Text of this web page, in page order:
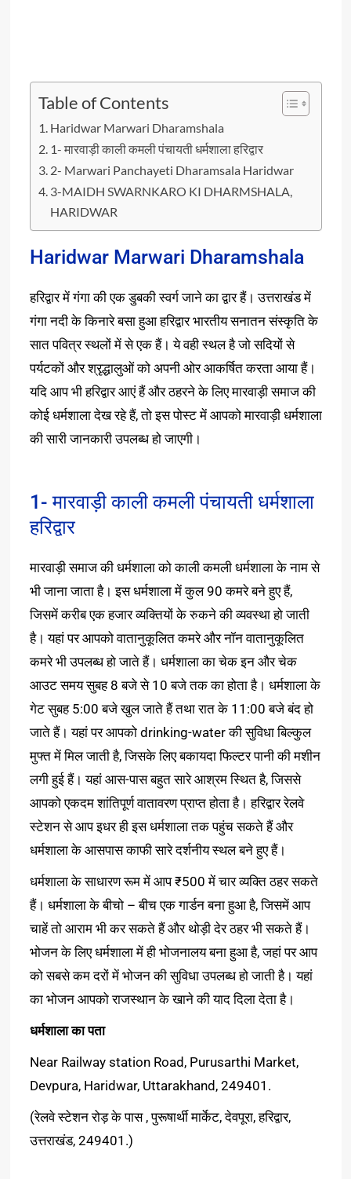
Table of Contents
Haridwar Marwari Dharamshala
1- मारवाड़ी काली कमली पंचायती धर्मशाला हरिद्वार
2- Marwari Panchayeti Dharamsala Haridwar
3-MAIDH SWARNKARO KI DHARMSHALA,
HARIDWAR
Haridwar Marwari Dharamshala
हरिद्वार में गंगा की एक डुबकी स्वर्ग जाने का द्वार हैं। उत्तराखंड में
गंगा नदी के किनारे बसा हुआ हरिद्वार भारतीय सनातन संस्कृति के
सात पवित्र स्थलों में से एक हैं। ये वही स्थल है जो सदियों से
पर्यटकों और श्रृद्धालुओं को अपनी ओर आकर्षित करता आया हैं।
यदि आप भी हरिद्वार आएं हैं और ठहरने के लिए मारवाड़ी समाज की
कोई धर्मशाला देख रहे हैं, तो इस पोस्ट में आपको मारवाड़ी धर्मशाला
की सारी जानकारी उपलब्ध हो जाएगी।
1- मारवाड़ी काली कमली पंचायती धर्मशाला
हरिद्वार
मारवाड़ी समाज की धर्मशाला को काली कमली धर्मशाला के नाम से
भी जाना जाता है। इस धर्मशाला में कुल 90 कमरे बने हुए हैं,
जिसमें करीब एक हजार व्यक्तियों के रुकने की व्यवस्था हो जाती
है। यहां पर आपको वातानुकूलित कमरे और नॉन वातानुकूलित
कमरे भी उपलब्ध हो जाते हैं। धर्मशाला का चेक इन और चेक
आउट समय सुबह 8 बजे से 10 बजे तक का होता है। धर्मशाला के
गेट सुबह 5:00 बजे खुल जाते हैं तथा रात के 11:00 बजे बंद हो
जाते हैं। यहां पर आपको drinking-water की सुविधा बिल्कुल
मुफ्त में मिल जाती है, जिसके लिए बकायदा फिल्टर पानी की मशीन
लगी हुई हैं। यहां आस-पास बहुत सारे आश्रम स्थित है, जिससे
आपको एकदम शांतिपूर्ण वातावरण प्राप्त होता है। हरिद्वार रेलवे
स्टेशन से आप इधर ही इस धर्मशाला तक पहुंच सकते हैं‌ और‌
धर्मशाला के आसपास काफी सारे दर्शनीय स्थल बने हुए हैं।
धर्मशाला के साधारण रूम में आप ₹500 में चार व्यक्ति ठहर सकते
हैं। धर्मशाला के बीचो – बीच एक गार्डन बना हुआ है, जिसमें आप
चाहें तो आराम भी कर सकते हैं और थोड़ी देर ठहर भी सकते हैं।
भोजन के लिए धर्मशाला में ही भोजनालय बना हुआ है, जहां पर आप
को सबसे कम दरों में भोजन की सुविधा उपलब्ध हो जाती है। यहां
का भोजन आपको राजस्थान के खाने की याद दिला देता है।
धर्मशाला का पता
Near Railway station Road, Purusarthi Market,
Devpura, Haridwar, Uttarakhand, 249401.
(रेलवे स्टेशन रोड़ के पास , पुरूषार्थी मार्केट, देवपूरा, हरिद्वार,
उत्तराखंड, 249401.)